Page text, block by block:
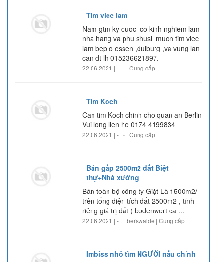
Tim viec lam
Nam gtm ky duoc .co kinh nghiem lam
nha hang va phu shusi ,muon tim viec
lam bep o essen ,duiburg ,va vung lan
can dt lh 015236621897.
22.06.2021 | - | - | Cung cấp
Tim Koch
Can tim Koch chinh cho quan an Berlin
Vui long lien he 0174 4199834
22.06.2021 | - | - | Cung cấp
Bán gấp 2500m2 đất Biệt
thự+Nhà xưởng
Bán toàn bộ công ty Giặt Là 1500m2/
trên tổng diện tích đất 2500m2 , tính
riêng giá trị đất ( bodenwert ca ...
22.06.2021 | - | Eberswalde | Cung cấp
Imbiss nhỏ tìm NGƯỜI nấu chính